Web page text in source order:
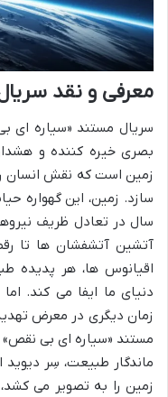
معرفی و نقد
سریال مستند «سیاره ای
بصری خیره کننده و
زمین است که نقش انسان
سازد. زمین، این گهواره
سال در تعادل ظریف
آتشین آتشفشان ها تا
اقیانوس ها، هر پدیده
دنیای ما ایفا می کند.
زمان دیگری در معرض
ماندگار طبیعت، سِر دیوید
زمین را به تصویر می